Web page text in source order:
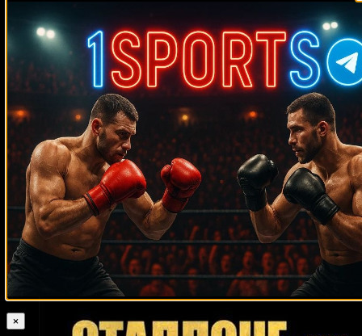
Случайные боксеры
Ангел Алдама Эдуардо Моралес Джордан Шиммелл Аран Дипаен
Стефан Джонсон
Джефф Пейдж Мл.
Ликар Рамос Конча
Эммануэль Родригес Хуан Херардо Кабрера
Виталий Слипенко
Джесси Отманс
Дэвид Джако Терри Портер Омар Васкес Виломар
Фернандес
Риджис Прогрейс
Артем Фролов
Энтони Мандайн Пол Эшли Султан Ибрагимов Пит Радемахер
Мигель Сантана Джордж Форман Джон Браун
Мартиньш Кукулис Джонни Лэнгстон Флойд
Мейвезер Арчил Мезвришвили Уилл Хилтон
Эрни
Шейверс Виталий Шкраба Педро Даниэль Франко
Исмаель Йола
Майкл Моралес Эрни Террелл Тиаго Мойзес
Паномдэй
Охютханакорн Эммануэль Лусеро Клинтон Вудс Дэррил Тайсон
Майрис Бриедис Джефф Вуден Габриэль Руэлас Диосбелис Уртадо
×